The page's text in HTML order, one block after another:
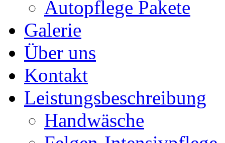
Autopflege Pakete
Galerie
Über uns
Kontakt
Leistungsbeschreibung
Handwäsche